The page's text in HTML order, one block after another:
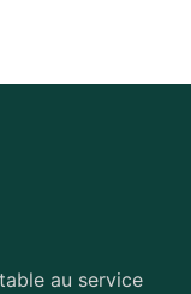
au service